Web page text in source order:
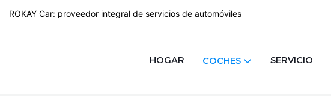
ROKAY Car: proveedor integral de servicios de automóviles
HOGAR COCHES SERVICIO